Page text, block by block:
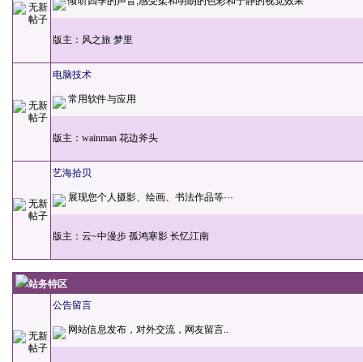
版主： 风之旅 梦里
电脑技术
常用软件与应用
版主： wainman 花边斧头
艺海拾贝
展现您个人摄影、绘画、书法作品等···
版主： 云~中漫步 孤鸿寒影 长忆江南
站务特区
公告留言
网站信息发布，对外交流，网友留言..